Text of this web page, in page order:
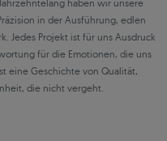
haben wir unsere
in der Ausführung, edlen
Jedes Projekt ist für uns Ausdruck
für die Emotionen, die uns
eine Geschichte von Qualität,
die nicht vergeht.